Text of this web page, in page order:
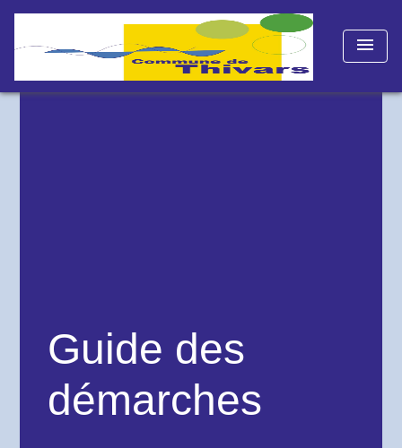
menu
Guide des
démarches